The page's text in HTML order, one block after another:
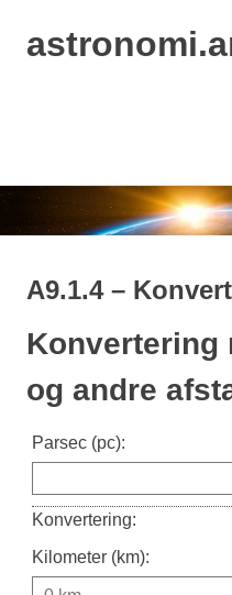
Skip
A9.1.4 –
Konvertering
og andre
Parsec (pc):
Konvertering:
Kilometer (km):